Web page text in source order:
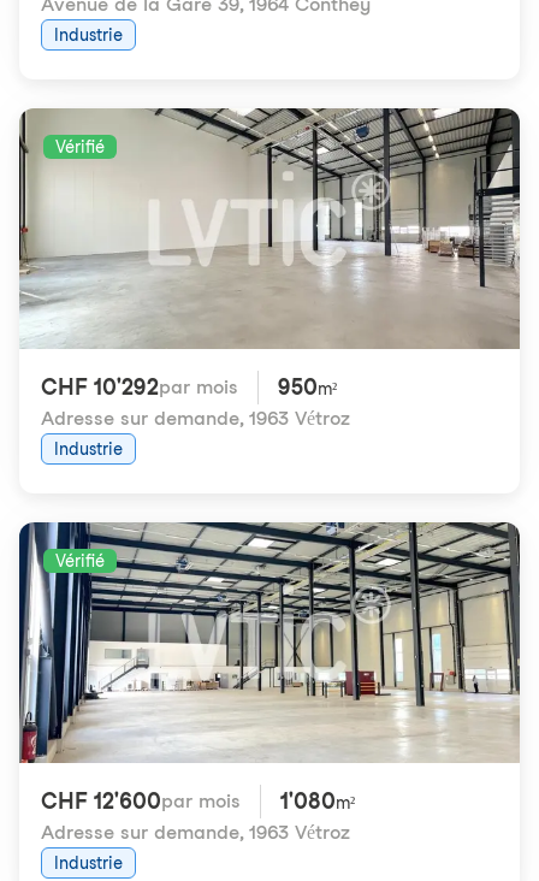
Industrie
Vérifié
CHF 10'292par mois 950m²
Adresse sur demande, 1963 Vétroz
Industrie
Vérifié
CHF 12'600par mois 1'080m²
Adresse sur demande, 1963 Vétroz
Industrie